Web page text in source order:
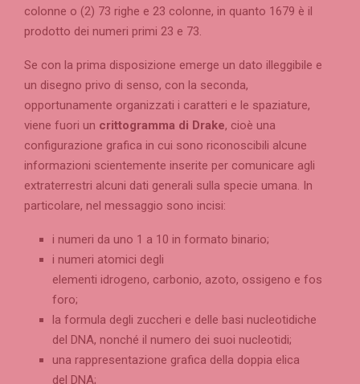
colonne o (2) 73 righe e 23 colonne, in quanto 1679 è il
prodotto dei numeri primi 23 e 73.
Se con la prima disposizione emerge un dato illeggibile e
un disegno privo di senso, con la seconda,
opportunamente organizzati i caratteri e le spaziature,
viene fuori un crittogramma di Drake, cioè una
configurazione grafica in cui sono riconoscibili alcune
informazioni scientemente inserite per comunicare agli
extraterrestri alcuni dati generali sulla specie umana. In
particolare, nel messaggio sono incisi:
i numeri da uno 1 a 10 in formato binario;
i numeri atomici degli
elementi idrogeno, carbonio, azoto, ossigeno e fos
foro;
la formula degli zuccheri e delle basi nucleotidiche
del DNA, nonché il numero dei suoi nucleotidi;
una rappresentazione grafica della doppia elica
del DNA;